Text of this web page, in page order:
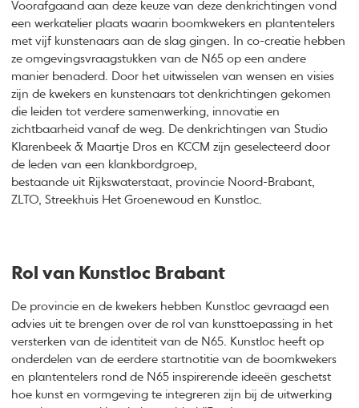
Voorafgaand aan deze keuze van deze denkrichtingen vond
een werkatelier plaats waarin boomkwekers en plantentelers
met vijf kunstenaars aan de slag gingen. In co-creatie hebben
ze omgevingsvraagstukken van de N65 op een andere
manier benaderd. Door het uitwisselen van wensen en visies
zijn de kwekers en kunstenaars tot denkrichtingen gekomen
die leiden tot verdere samenwerking, innovatie en
zichtbaarheid vanaf de weg. De denkrichtingen van Studio
Klarenbeek & Maartje Dros en KCCM zijn geselecteerd door
de leden van een klankbordgroep,
bestaande uit Rijkswaterstaat, provincie Noord-Brabant,
ZLTO, Streekhuis Het Groenewoud en Kunstloc.
Rol van Kunstloc Brabant
De provincie en de kwekers hebben Kunstloc gevraagd een
advies uit te brengen over de rol van kunsttoepassing in het
versterken van de identiteit van de N65. Kunstloc heeft op
onderdelen van de eerdere startnotitie van de boomkwekers
en plantentelers rond de N65 inspirerende ideeën geschetst
hoe kunst en vormgeving te integreren zijn bij de uitwerking